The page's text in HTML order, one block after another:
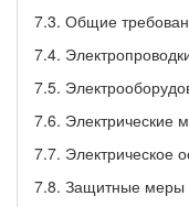
7.3. Общие
7.4.
7.5.
7.6. Электрические
7.7. Электрическое
7.8. Защитные меры